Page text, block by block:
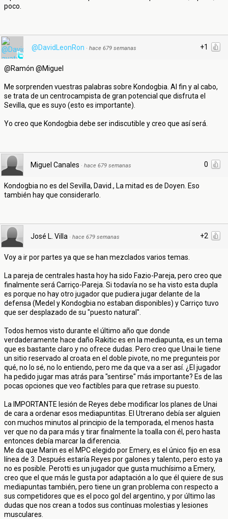
poco.
+1
@DavidLeonRon · hace 679 semanas
@Ramón @Miguel
Me sorprenden vuestras palabras sobre Kondogbia. Al fin y al cabo,
se trata de un centrocampista de gran potencial que disfruta el
Sevilla, que es suyo (esto es importante).
Yo creo que Kondogbia debe ser indiscutible y creo que así será.
0
Miguel Canales · hace 679 semanas
Kondogbia no es del Sevilla, David., La mitad es de Doyen. Eso
también hay que considerarlo.
+2
José L. Villa · hace 679 semanas
Voy a ir por partes ya que se han mezclados varios temas.
La pareja de centrales hasta hoy ha sido Fazio-Pareja, pero creo que
finalmente será Carriço-Pareja. Si todavía no se ha visto esta dupla
es porque no hay otro jugador que pudiera jugar delante de la
defensa (Medel y Kondogbia no estaban disponibles) y Carriço tuvo
que ser desplazado de su "puesto natural".
Todos hemos visto durante el último año que donde
verdaderamente hace daño Rakitic es en la mediapunta, es un tema
que es bastante claro y no ofrece dudas. Pero creo que Unai le tiene
un sitio reservado al croata en el doble pivote, no me pregunteis por
qué, no lo sé, no lo entiendo, pero me da que va a ser así. ¿El jugador
ha pedido jugar mas atrás para "sentirse" más importante? Es de las
pocas opciones que veo factibles para que retrase su puesto.
La IMPORTANTE lesión de Reyes debe modificar los planes de Unai
de cara a ordenar esos mediapuntitas. El Utrerano debía ser alguien
con muchos minutos al principio de la temporada, el menos hasta
ver que no da para más y tirar finalmente la toalla con él, pero hasta
entonces debía marcar la diferencia.
Me da que Marin es el MPC elegido por Emery, es el único fijo en esa
línea de 3. Después estaría Reyes por galones y talento, pero esto ya
no es posible. Perotti es un jugador que gusta muchísimo a Emery,
creo que el que más le gusta por adaptación a lo que él quiere de sus
mediapuntas también, pero tiene un gran problema con respecto a
sus competidores que es el poco gol del argentino, y por último las
dudas que nos crean a todos sus contínuas molestias y lesiones
musculares.